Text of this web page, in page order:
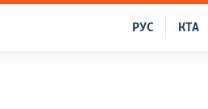
КТА
РУС